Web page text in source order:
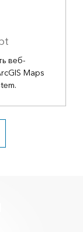
веб-
Maps